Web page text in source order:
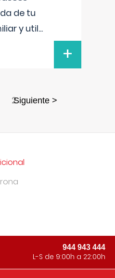
de tu
y util...
+
2Siguiente >
944 943 444
L-S de 9:00h a 22:00h